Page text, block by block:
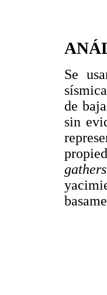
Se
de
sin
gathers